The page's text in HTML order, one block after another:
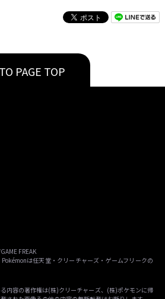
TO PAGE TOP
FREAK
は任天堂・クリーチャーズ・ゲームフリークの
内容の著作権は(株)クリーチャーズ、(株)ポケモンに帰